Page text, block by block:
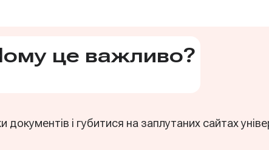
це важливо?
і губитися на заплутаних сайтах